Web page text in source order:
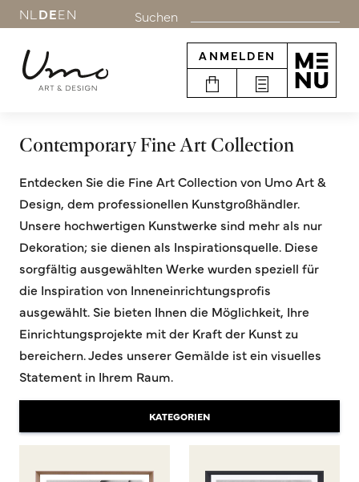
NL DEEN Suchen
ANMELDEN
Contemporary Fine Art Collection
Entdecken Sie die Fine Art Collection von Umo Art &
Design, dem professionellen Kunstgroßhändler.
Unsere hochwertigen Kunstwerke sind mehr als nur
Dekoration; sie dienen als Inspirationsquelle. Diese
sorgfältig ausgewählten Werke wurden speziell für
die Inspiration von Inneneinrichtungsprofis
ausgewählt. Sie bieten Ihnen die Möglichkeit, Ihre
Einrichtungsprojekte mit der Kraft der Kunst zu
bereichern. Jedes unserer Gemälde ist ein visuelles
Statement in Ihrem Raum.
KATEGORIEN